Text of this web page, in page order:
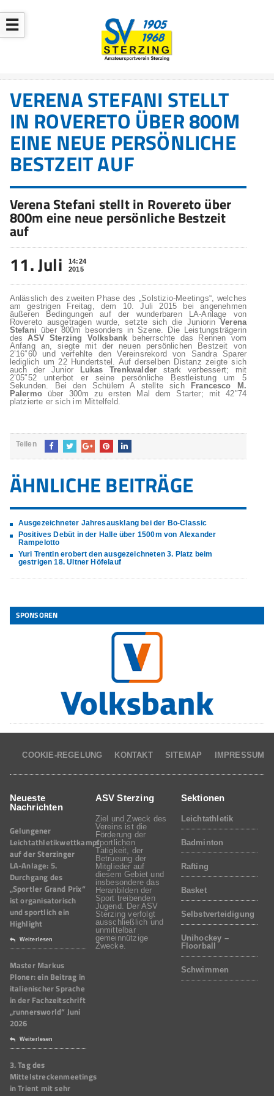
☰
VERENA STEFANI STELLT
IN ROVERETO ÜBER 800M
EINE NEUE PERSÖNLICHE
BESTZEIT AUF
Verena Stefani stellt in Rovereto über
800m eine neue persönliche Bestzeit
auf
11. Juli
14:24
2015
Anlässlich des zweiten Phase des „Solstizio-Meetings“, welches
am gestrigen Freitag, dem 10. Juli 2015 bei angenehmen
äußeren Bedingungen auf der wunderbaren LA-Anlage von
Rovereto ausgetragen wurde, setzte sich die Juniorin Verena
Stefani über 800m besonders in Szene. Die Leistungsträgerin
des ASV Sterzing Volksbank beherrschte das Rennen vom
Anfang an, siegte mit der neuen persönlichen Bestzeit von
2’16″60 und verfehlte den Vereinsrekord von Sandra Sparer
lediglich um 22 Hundertstel. Auf derselben Distanz zeigte sich
auch der Junior
Lukas Trenkwalder stark verbessert; mit
2’05″52 unterbot er seine persönliche Bestleistung um 5
Sekunden. Bei den Schülern A stellte sich
Francesco M.
Palermo über 300m zu ersten Mal dem Starter; mit 42″74
platzierte er sich im Mittelfeld.
Teilen
ÄHNLICHE BEITRÄGE
Ausgezeichneter Jahresausklang bei der Bo-Classic
Positives Debüt in der Halle über 1500m von Alexander
Rampelotto
Yuri Trentin erobert den ausgezeichneten 3. Platz beim
gestrigen 18. Ultner Höfelauf
SPONSOREN
COOKIE-REGELUNG KONTAKT SITEMAP IMPRESSUM
Neueste
Nachrichten
Gelungener
Leichtathletikwettkampf
auf der Sterzinger
LA-Anlage: 5.
Durchgang des
„Sportler Grand Prix“
ist organisatorisch
und sportlich ein
Highlight
Weiterlesen
Master Markus
Ploner: ein Beitrag in
italienischer Sprache
in der Fachzeitschrift
„runnersworld“ Juni
2026
Weiterlesen
3. Tag des
Mittelstreckenmeetings
in Trient mit sehr
ASV Sterzing
Ziel und Zweck des
Vereins ist die
Förderung der
sportlichen
Tätigkeit, der
Betrueung der
Mitglieder auf
diesem Gebiet und
insbesondere das
Heranbilden der
Sport treibenden
Jugend. Der ASV
Sterzing verfolgt
ausschließlich und
unmittelbar
gemeinnützige
Zwecke.
Sektionen
Leichtathletik
Badminton
Rafting
Basket
Selbstverteidigung
Unihockey –
Floorball
Schwimmen